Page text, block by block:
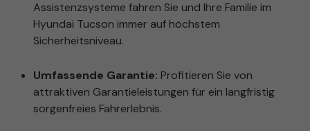
Assistenzsysteme fahren Sie und Ihre Familie im
Hyundai Tucson immer auf höchstem
Sicherheitsniveau.
Umfassende Garantie: Profitieren Sie von
attraktiven Garantieleistungen für ein langfristig
sorgenfreies Fahrerlebnis.